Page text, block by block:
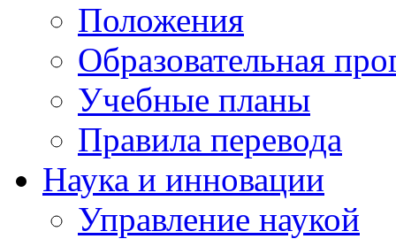
Положения
Образовательная
Учебные планы
Правила перевода
Наука и инновации
Управление наукой